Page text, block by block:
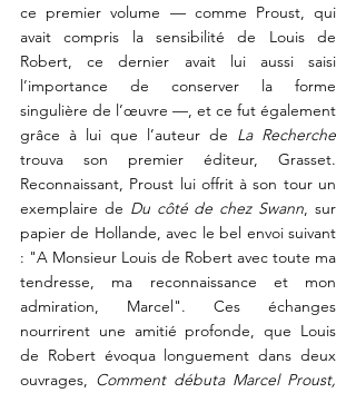
ce premier volume — comme Proust, qui
avait compris la sensibilité de Louis de
Robert, ce dernier avait lui aussi saisi
l’importance de conserver la forme
singulière de l’œuvre ­—, et ce fut également
grâce à lui que l’auteur de La Recherche
trouva son premier éditeur, Grasset.
Reconnaissant, Proust lui offrit à son tour un
exemplaire de Du côté de chez Swann, sur
papier de Hollande, avec le bel envoi suivant
: "A Monsieur Louis de Robert avec toute ma
tendresse, ma reconnaissance et mon
admiration, Marcel". Ces échanges
nourrirent une amitié profonde, que Louis
de Robert évoqua longuement dans deux
ouvrages, Comment débuta Marcel Proust,